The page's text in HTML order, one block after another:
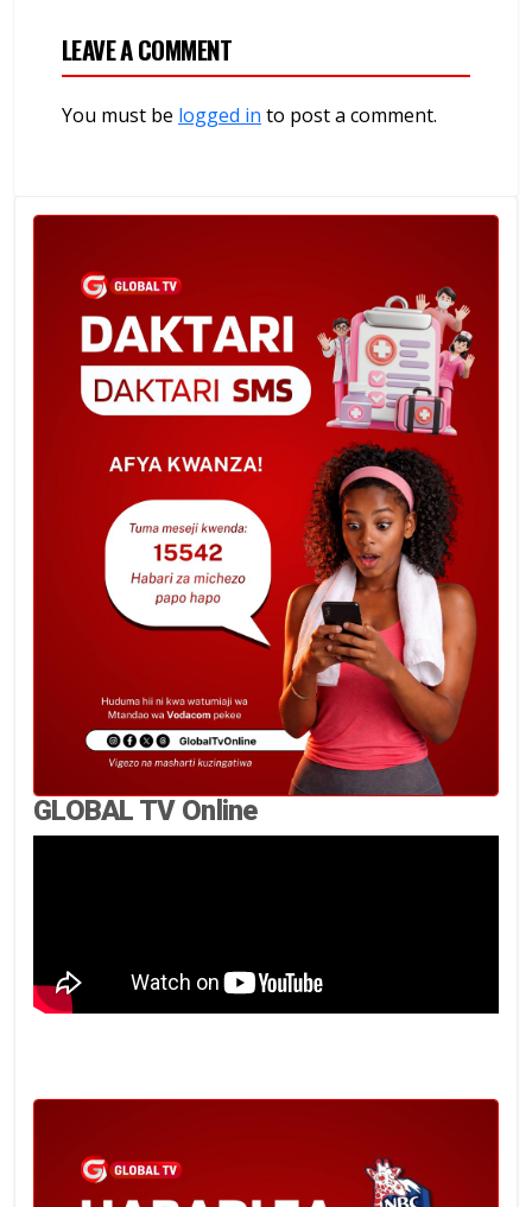
LEAVE A COMMENT
You must be logged in to post a comment.
GLOBAL TV Online